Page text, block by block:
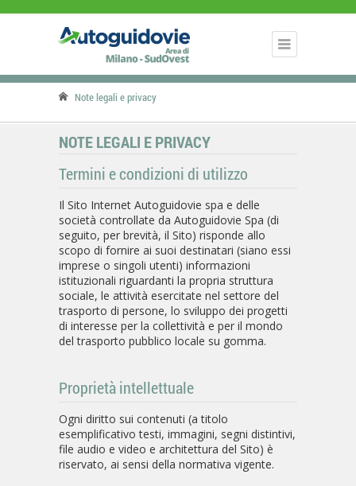
Note legali e privacy
NOTE LEGALI E PRIVACY
Termini e condizioni di utilizzo
Il Sito Internet Autoguidovie spa e delle
società controllate da Autoguidovie Spa (di
seguito, per brevità, il Sito) risponde allo
scopo di fornire ai suoi destinatari (siano essi
imprese o singoli utenti) informazioni
istituzionali riguardanti la propria struttura
sociale, le attività esercitate nel settore del
trasporto di persone, lo sviluppo dei progetti
di interesse per la collettività e per il mondo
del trasporto pubblico locale su gomma.
Proprietà intellettuale
Ogni diritto sui contenuti (a titolo
esemplificativo testi, immagini, segni distintivi,
file audio e video e architettura del Sito) è
riservato, ai sensi della normativa vigente.